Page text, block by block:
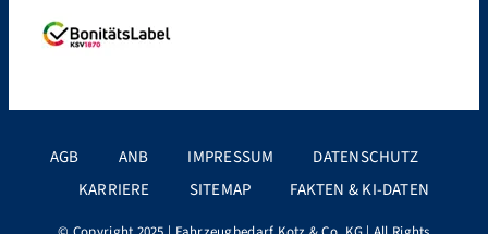
AGB ANB IMPRESSUM
DATENSCHUTZ
KARRIERE
SITEMAP FAKTEN & KI-DATEN